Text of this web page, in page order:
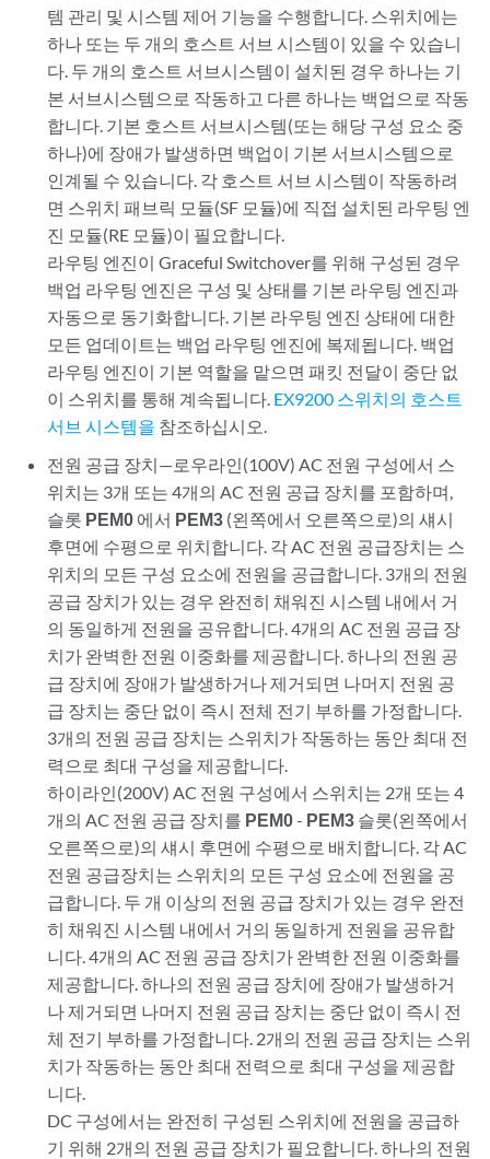
템 관리 및 시스템 제어 기능을 수행합니다. 스위치에는
하나 또는 두 개의 호스트 서브 시스템이 있을 수 있습니
다. 두 개의 호스트 서브시스템이 설치된 경우 하나는 기
본 서브시스템으로 작동하고 다른 하나는 백업으로 작동
합니다. 기본 호스트 서브시스템(또는 해당 구성 요소 중
하나)에 장애가 발생하면 백업이 기본 서브시스템으로
인계될 수 있습니다. 각 호스트 서브 시스템이 작동하려
면 스위치 패브릭 모듈(SF 모듈)에 직접 설치된 라우팅 엔
진 모듈(RE 모듈)이 필요합니다.
라우팅 엔진이 Graceful Switchover를 위해 구성된 경우
백업 라우팅 엔진은 구성 및 상태를 기본 라우팅 엔진과
자동으로 동기화합니다. 기본 라우팅 엔진 상태에 대한
모든 업데이트는 백업 라우팅 엔진에 복제됩니다. 백업
라우팅 엔진이 기본 역할을 맡으면 패킷 전달이 중단 없
이 스위치를 통해 계속됩니다. EX9200 스위치의 호스트
서브 시스템을 참조하십시오.
전원 공급 장치—로우라인(100V) AC 전원 구성에서 스
위치는 3개 또는 4개의 AC 전원 공급 장치를 포함하며,
슬롯 PEM0 에서 PEM3 (왼쪽에서 오른쪽으로)의 섀시
후면에 수평으로 위치합니다. 각 AC 전원 공급장치는 스
위치의 모든 구성 요소에 전원을 공급합니다. 3개의 전원
공급 장치가 있는 경우 완전히 채워진 시스템 내에서 거
의 동일하게 전원을 공유합니다. 4개의 AC 전원 공급 장
치가 완벽한 전원 이중화를 제공합니다. 하나의 전원 공
급 장치에 장애가 발생하거나 제거되면 나머지 전원 공
급 장치는 중단 없이 즉시 전체 전기 부하를 가정합니다.
3개의 전원 공급 장치는 스위치가 작동하는 동안 최대 전
력으로 최대 구성을 제공합니다.
하이라인(200V) AC 전원 구성에서 스위치는 2개 또는 4
개의 AC 전원 공급 장치를 PEM0- PEM3 슬롯(왼쪽에서
오른쪽으로)의 섀시 후면에 수평으로 배치합니다. 각 AC
전원 공급장치는 스위치의 모든 구성 요소에 전원을 공
급합니다. 두 개 이상의 전원 공급 장치가 있는 경우 완전
히 채워진 시스템 내에서 거의 동일하게 전원을 공유합
니다. 4개의 AC 전원 공급 장치가 완벽한 전원 이중화를
제공합니다. 하나의 전원 공급 장치에 장애가 발생하거
나 제거되면 나머지 전원 공급 장치는 중단 없이 즉시 전
체 전기 부하를 가정합니다. 2개의 전원 공급 장치는 스위
치가 작동하는 동안 최대 전력으로 최대 구성을 제공합
니다.
DC 구성에서는 완전히 구성된 스위치에 전원을 공급하
기 위해 2개의 전원 공급 장치가 필요합니다. 하나의 전원